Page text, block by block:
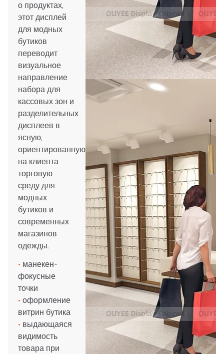
о продуктах,
этот дисплей
для модных
бутиков
переводит
визуальное
направление
набора для
кассовых зон и
разделительных
дисплеев в
ясную,
ориентированную
на клиента
торговую
среду для
модных
бутиков и
современных
магазинов
одежды.
• манекен-
фокусные
точки
• оформление
витрин бутика
• выдающаяся
видимость
товара при